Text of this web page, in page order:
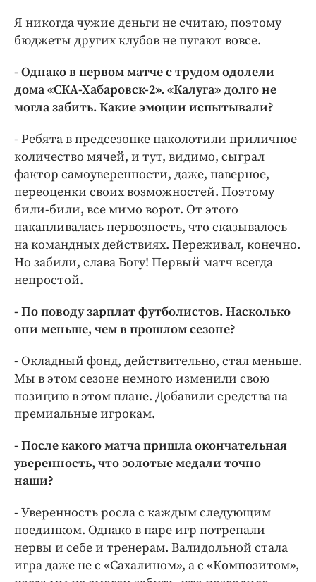
Я никогда чужие деньги не считаю, поэтому
бюджеты других клубов не пугают вовсе.
- Однако в первом матче с трудом одолели
дома «СКА-Хабаровск-2». «Калуга» долго не
могла забить. Какие эмоции испытывали?
- Ребята в предсезонке наколотили приличное
количество мячей, и тут, видимо, сыграл
фактор самоуверенности, даже, наверное,
переоценки своих возможностей. Поэтому
били-били, все мимо ворот. От этого
накапливалась нервозность, что сказывалось
на командных действиях. Переживал, конечно.
Но забили, слава Богу! Первый матч всегда
непростой.
- По поводу зарплат футболистов. Насколько
они меньше, чем в прошлом сезоне?
- Окладный фонд, действительно, стал меньше.
Мы в этом сезоне немного изменили свою
позицию в этом плане. Добавили средства на
премиальные игрокам.
- После какого матча пришла окончательная
уверенность, что золотые медали точно
наши?
- Уверенность росла с каждым следующим
поединком. Однако в паре игр потрепали
нервы и себе и тренерам. Валидольной стала
игра даже не с «Сахалином», а с «Композитом»,